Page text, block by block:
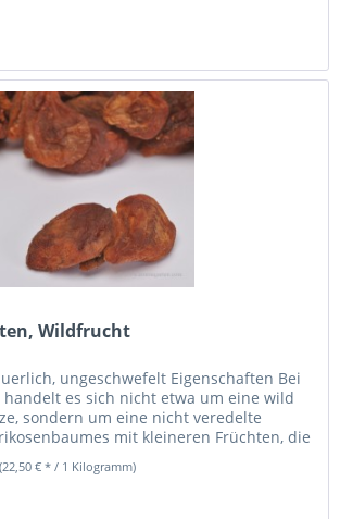
Wildfrucht
ungeschwefelt Eigenschaften Bei
es sich nicht etwa um eine wild
sondern um eine nicht veredelte
mit kleineren Früchten, die
(22,50 € * / 1 Kilogramm)